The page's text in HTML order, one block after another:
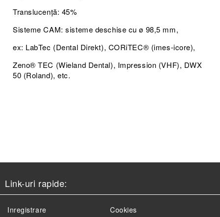
Translucență: 45%
Sisteme CAM: sisteme deschise cu ø 98,5 mm,
ex: LabTec (Dental Direkt), CORiTEC® (imes-icore),
Zeno® TEC (Wieland Dental), Impression (VHF), DWX
50 (Roland), etc.
Link-uri rapide:
Inregistrare
Cookies